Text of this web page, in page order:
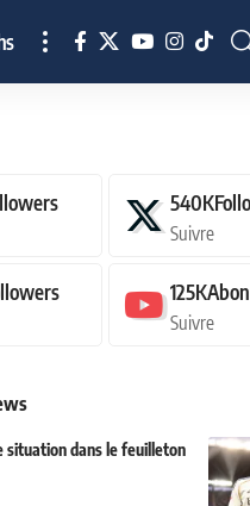
540K
Suivre
125K
Suivre
situation dans le feuilleton